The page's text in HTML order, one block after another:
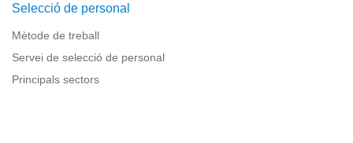
Selecció de personal
Mètode de treball
Servei de selecció de personal
Principals sectors